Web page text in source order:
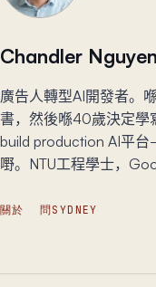
Chandler Nguyen
廣告人轉型AI開發者。
書，然後喺40歲決定學
build production AI平
嘢。NTU工程學士，
關於 問SYDNEY